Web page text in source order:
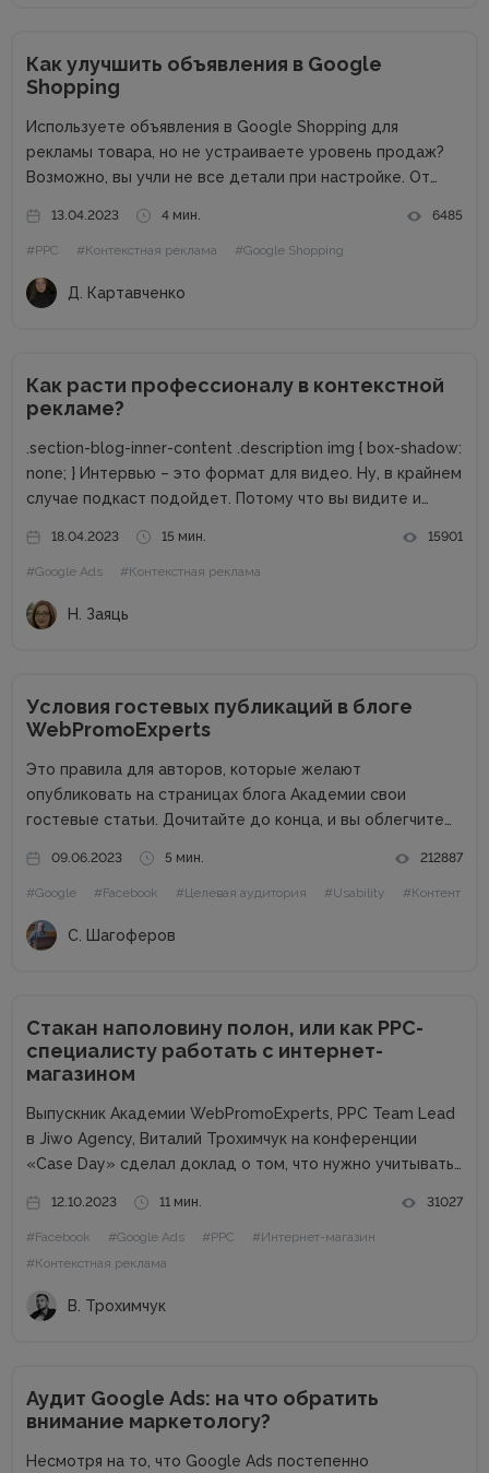
Как улучшить объявления в Google
Shopping
Используете объявления в Google Shopping для
рекламы товара, но не устраиваете уровень продаж?
Возможно, вы учли не все детали при настройке. От
кейсы собрали для вас в одном месте! Подписывайтесь
на наш телеграм-канал и...
13.04.2023 4 мин. 6485
#PPC #Контекстная реклама #Google Shopping
Д. Картавченко
Как расти профессионалу в контекстной
рекламе?
.section-blog-inner-content .description img { box-shadow:
none; } Интервью – это формат для видео. Ну, в крайнем
случае подкаст подойдет. Потому что вы видите и
(вопрос-ответ) не смущает и не утомляет. Поэтому,
чтобы представить...
18.04.2023 15 мин. 15901
#Google Ads #Контекстная реклама
Н. Заяць
Условия гостевых публикаций в блоге
WebPromoExperts
Это правила для авторов, которые желают
опубликовать на страницах блога Академии свои
гостевые статьи. Дочитайте до конца, и вы облегчите
интернет-маркетинга WebPromoExperts в цифрах: 37
000 уникальных посетителей, 90 000 подписчиков...
09.06.2023 5 мин. 212887
#Google #Facebook #Целевая аудитория #Usability #Контент
С. Шагоферов
Стакан наполовину полон, или как PPC-
специалисту работать с интернет-
магазином
Выпускник Академии WebPromoExperts, PPC Team Lead
в Jiwo Agency, Виталий Трохимчук на конференции
«Case Day» сделал доклад о том, что нужно учитывать
Статья будет полезна специалистам, которые
работают на фрилансе или в маленьких агентствах.
Почему...
12.10.2023 11 мин. 31027
#Facebook #Google Ads #PPC
#Интернет-магазин
#Контекстная реклама
В. Трохимчук
Аудит Google Ads: на что обратить
внимание маркетологу?
Несмотря на то, что Google Ads постепенно